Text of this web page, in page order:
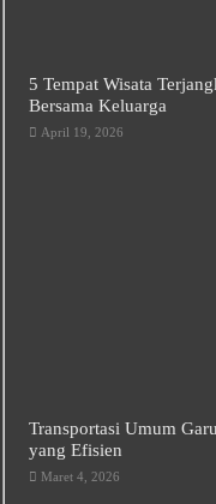
5 Tempat Wisata
Bersama Keluarga
April 19, 2026
Transportasi Umum
yang Efisien
Maret 4, 2026